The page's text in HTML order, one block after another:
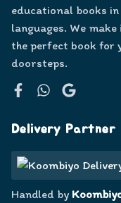
educational books
languages. We
the perfect book for
doorsteps.
Delivery Partner
Handled by